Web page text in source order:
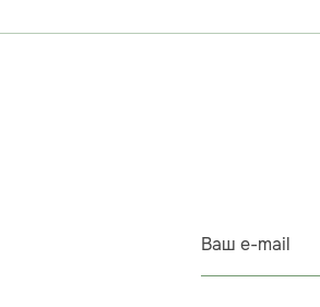
Ваш e-mail